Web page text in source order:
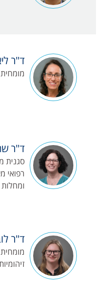
ד"ר
מומחית
ד"ר
סגנית
רפואי
ומחלות
ד"ר